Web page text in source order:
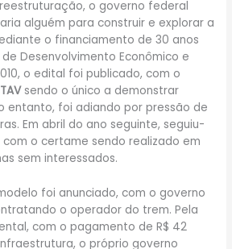
o governo federal
alguém para construir e explorar a
o financiamento de 30 anos
Desenvolvimento Econômico e
o edital foi publicado, com o
sendo o único a demonstrar
entanto, foi adiando por pressão de
Em abril do ano seguinte, seguiu-
o certame sendo realizado em
sem interessados.
foi anunciado, com o governo
o operador do trem. Pela
com o pagamento de R$ 42
o próprio governo